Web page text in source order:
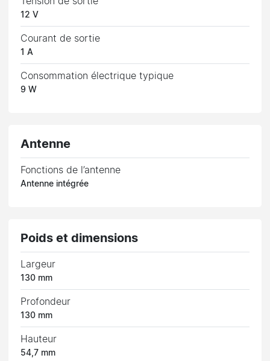
12 V
Courant de sortie
1 A
Consommation électrique typique
9 W
Antenne
Fonctions de l’antenne
Antenne intégrée
Poids et dimensions
Largeur
130 mm
Profondeur
130 mm
Hauteur
54,7 mm